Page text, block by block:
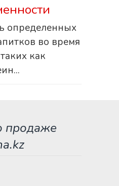
определенных
во время
как
продаже